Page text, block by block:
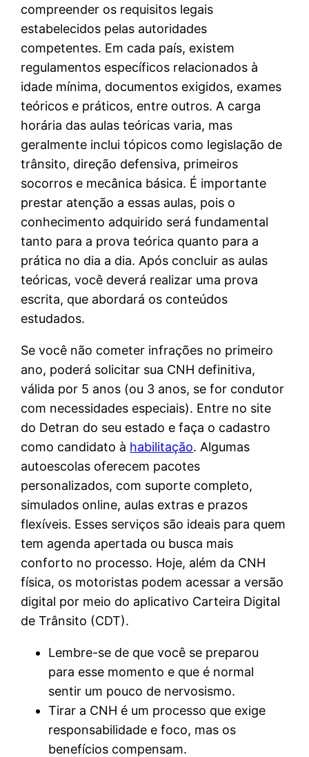
compreender os requisitos legais
estabelecidos pelas autoridades
competentes. Em cada país, existem
regulamentos específicos relacionados à
idade mínima, documentos exigidos, exames
teóricos e práticos, entre outros. A carga
horária das aulas teóricas varia, mas
geralmente inclui tópicos como legislação de
trânsito, direção defensiva, primeiros
socorros e mecânica básica. É importante
prestar atenção a essas aulas, pois o
conhecimento adquirido será fundamental
tanto para a prova teórica quanto para a
prática no dia a dia. Após concluir as aulas
teóricas, você deverá realizar uma prova
escrita, que abordará os conteúdos
estudados.
Se você não cometer infrações no primeiro
ano, poderá solicitar sua CNH definitiva,
válida por 5 anos (ou 3 anos, se for condutor
com necessidades especiais). Entre no site
do Detran do seu estado e faça o cadastro
como candidato à habilitação. Algumas
autoescolas oferecem pacotes
personalizados, com suporte completo,
simulados online, aulas extras e prazos
flexíveis. Esses serviços são ideais para quem
tem agenda apertada ou busca mais
conforto no processo. Hoje, além da CNH
física, os motoristas podem acessar a versão
digital por meio do aplicativo Carteira Digital
de Trânsito (CDT).
Lembre-se de que você se preparou
para esse momento e que é normal
sentir um pouco de nervosismo.
Tirar a CNH é um processo que exige
responsabilidade e foco, mas os
benefícios compensam.